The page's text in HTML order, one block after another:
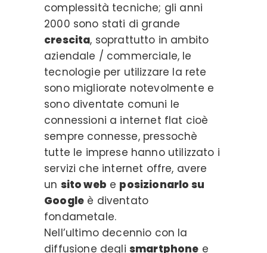
complessità tecniche; gli anni
2000 sono stati di grande
crescita, soprattutto in ambito
aziendale / commerciale, le
tecnologie per utilizzare la rete
sono migliorate notevolmente e
sono diventate comuni le
connessioni a internet flat cioè
sempre connesse, pressochè
tutte le imprese hanno utilizzato i
servizi che internet offre, avere
un sito web e posizionarlo su
Google è diventato
fondametale.
Nell’ultimo decennio con la
diffusione degli smartphone e